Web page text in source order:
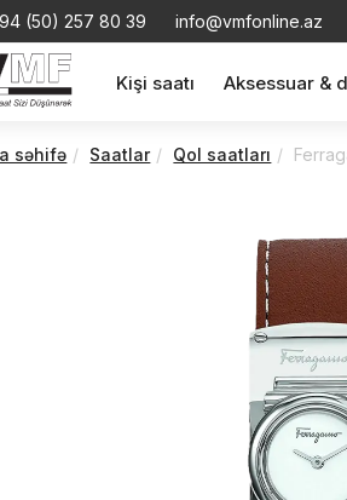
(50) 257 80 39 info@vmfonline.az
Kişi saatı Aksessuar &
səhifə Saatlar Qol saatları